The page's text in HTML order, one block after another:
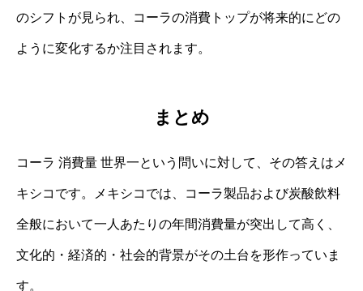
のシフトが見られ、コーラの消費トップが将来的にどの
ように変化するか注目されます。
まとめ
コーラ 消費量 世界一という問いに対して、その答えはメ
キシコです。メキシコでは、コーラ製品および炭酸飲料
全般において一人あたりの年間消費量が突出して高く、
文化的・経済的・社会的背景がその土台を形作っていま
す。